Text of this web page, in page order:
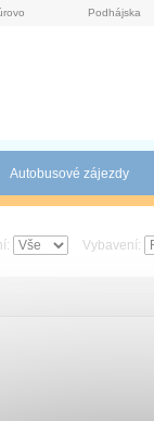
Podhájska
Autobusové zájezdy
Vybavení: